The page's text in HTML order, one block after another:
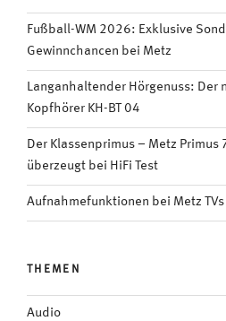
Fußball-WM 2026: Exklusive
Gewinnchancen bei Metz
Langanhaltender Hörgenuss: Der
Kopfhörer KH-BT 04
Der Klassenprimus – Metz Primus
überzeugt bei HiFi Test
Aufnahmefunktionen bei Metz TVs
THEMEN
Audio